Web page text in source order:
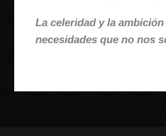
La celeridad y la
necesidades que no nos